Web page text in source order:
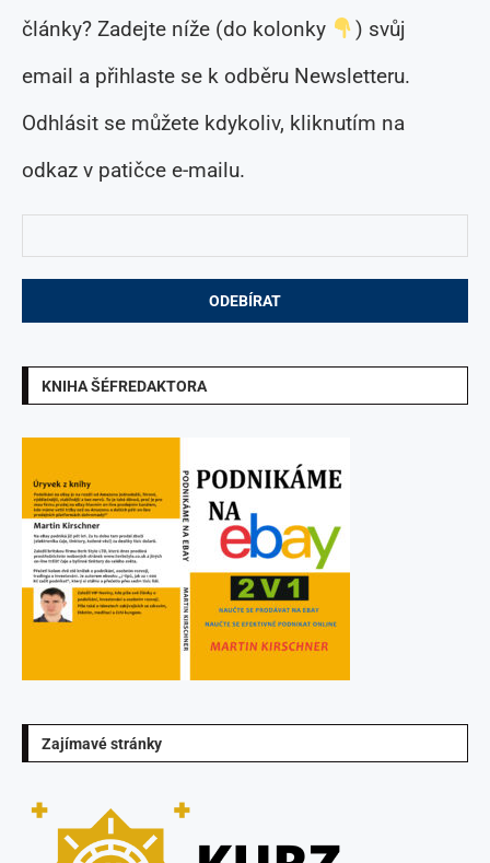
články? Zadejte níže (do kolonky
) svůj
email a přihlaste se k odběru Newsletteru.
Odhlásit se můžete kdykoliv, kliknutím na
odkaz v patičce e-mailu.
KNIHA ŠÉFREDAKTORA
Zajímavé stránky